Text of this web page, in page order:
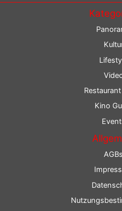
Kino
AGBs